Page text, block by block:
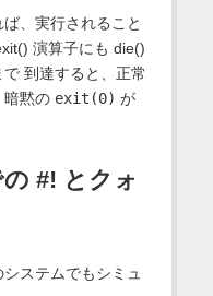
、実行されること
演算子にも die()
到達すると、正常
暗黙の exit(0) が
#! とクォ
ステムでもシミュ